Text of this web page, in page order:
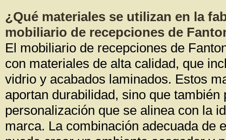
¿Qué materiales se utilizan en la
mobiliario de recepciones de
El mobiliario de recepciones de
con materiales de alta calidad, que
vidrio y acabados laminados. Estos
aportan durabilidad, sino que también
personalización que se alinea con la
marca. La combinación adecuada de